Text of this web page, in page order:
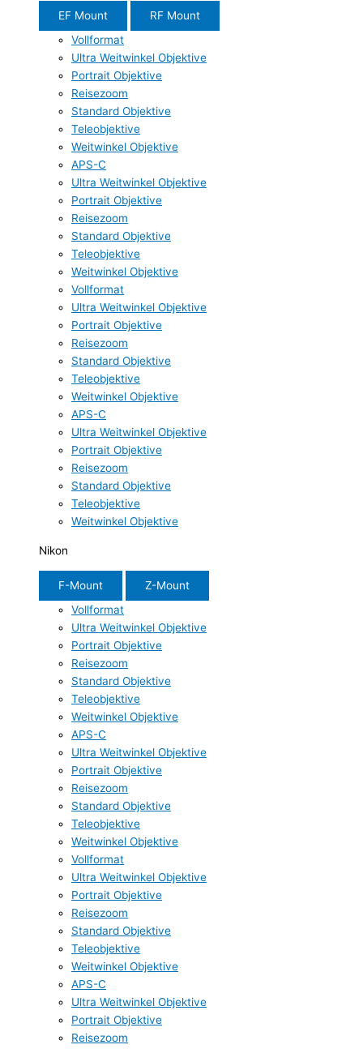
EF Mount
RF Mount
Vollformat
Ultra Weitwinkel Objektive
Portrait Objektive
Reisezoom
Standard Objektive
Teleobjektive
Weitwinkel Objektive
APS-C
Ultra Weitwinkel Objektive
Portrait Objektive
Reisezoom
Standard Objektive
Teleobjektive
Weitwinkel Objektive
Vollformat
Ultra Weitwinkel Objektive
Portrait Objektive
Reisezoom
Standard Objektive
Teleobjektive
Weitwinkel Objektive
APS-C
Ultra Weitwinkel Objektive
Portrait Objektive
Reisezoom
Standard Objektive
Teleobjektive
Weitwinkel Objektive
Nikon
F-Mount
Z-Mount
Vollformat
Ultra Weitwinkel Objektive
Portrait Objektive
Reisezoom
Standard Objektive
Teleobjektive
Weitwinkel Objektive
APS-C
Ultra Weitwinkel Objektive
Portrait Objektive
Reisezoom
Standard Objektive
Teleobjektive
Weitwinkel Objektive
Vollformat
Ultra Weitwinkel Objektive
Portrait Objektive
Reisezoom
Standard Objektive
Teleobjektive
Weitwinkel Objektive
APS-C
Ultra Weitwinkel Objektive
Portrait Objektive
Reisezoom